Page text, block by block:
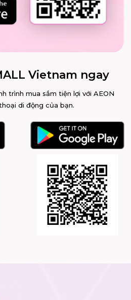
Vietnam ngay
trình mua sắm tiện lợi với AEON
di động của bạn.